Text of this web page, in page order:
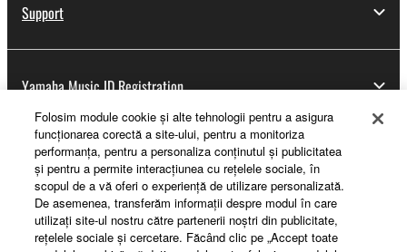
Support
Yamaha Music ID Registration
About Yamaha
România - English
Folosim module cookie şi alte tehnologii pentru a asigura
funcţionarea corectă a site-ului, pentru a monitoriza
performanţa, pentru a personaliza conţinutul şi publicitatea
şi pentru a permite interacţiunea cu reţelele sociale, în
scopul de a vă oferi o experienţă de utilizare personalizată.
De asemenea, transferăm informaţii despre modul în care
utilizaţi site-ul nostru către partenerii noştri din publicitate,
reţelele sociale şi cercetare. Făcând clic pe „Accept toate